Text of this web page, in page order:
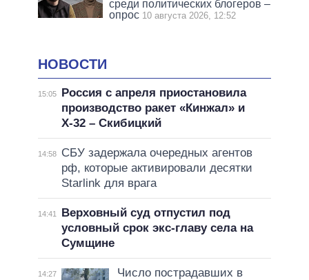
среди политических блогеров –
опрос 10 августа 2026, 12:52
НОВОСТИ
15:05
Россия с апреля приостановила
производство ракет «Кинжал» и
Х-32 – Скибицкий
14:58
СБУ задержала очередных агентов
рф, которые активировали десятки
Starlink для врага
14:41
Верховный суд отпустил под
условный срок экс-главу села на
Сумщине
14:27
Число пострадавших в